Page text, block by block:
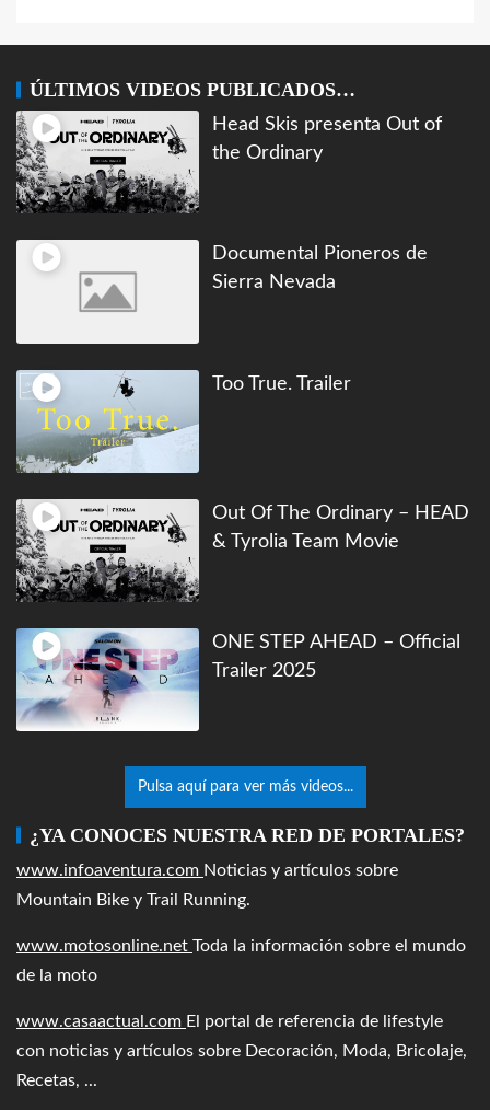
ÚLTIMOS VIDEOS PUBLICADOS…
Head Skis presenta Out of
the Ordinary
Documental Pioneros de
Sierra Nevada
Too True. Trailer
Out Of The Ordinary – HEAD
& Tyrolia Team Movie
ONE STEP AHEAD – Official
Trailer 2025
Pulsa aquí para ver más videos...
¿YA CONOCES NUESTRA RED DE PORTALES?
www.infoaventura.com Noticias y artículos sobre
Mountain Bike y Trail Running.
www.motosonline.net Toda la información sobre el mundo
de la moto
www.casaactual.com El portal de referencia de lifestyle
con noticias y artículos sobre Decoración, Moda, Bricolaje,
Recetas, ...